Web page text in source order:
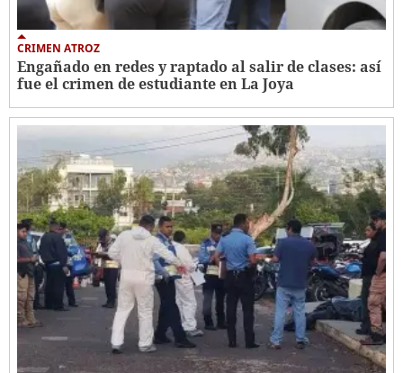
CRIMEN ATROZ
Engañado en redes y raptado al salir de clases: así
fue el crimen de estudiante en La Joya